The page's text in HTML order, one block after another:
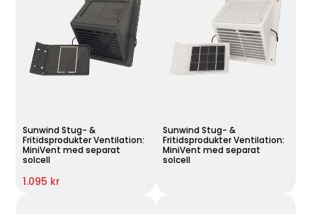
Sunwind Stug- &
Fritidsprodukter Ventilation:
MiniVent med separat
solcell
1.095 kr
Sunwind Stug- &
Fritidsprodukter Ventilation:
MiniVent med separat
solcell